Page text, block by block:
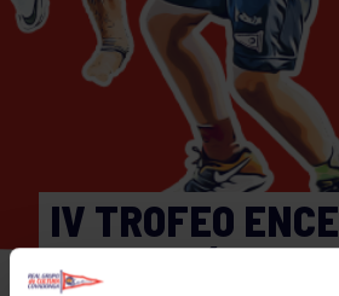
IV TROFEO
NAVIA MÁSTER